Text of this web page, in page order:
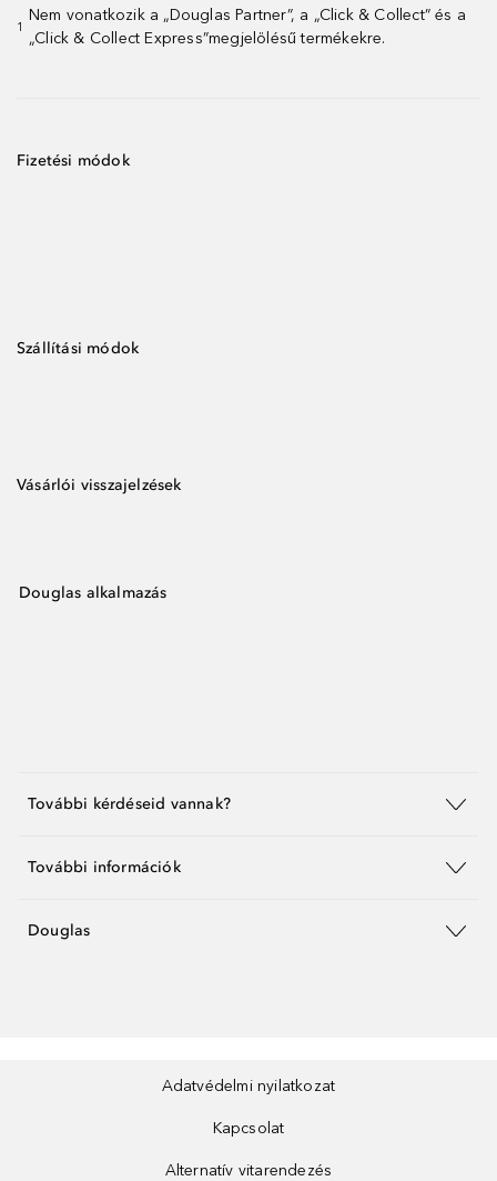
1
Nem vonatkozik a „Douglas Partner”, a „Click & Collect” és a
„Click & Collect Express”megjelölésű termékekre.
Fizetési módok
Szállítási módok
Vásárlói visszajelzések
Douglas alkalmazás
További kérdéseid vannak?
További információk
Douglas
Adatvédelmi nyilatkozat
Kapcsolat
Alternatív vitarendezés